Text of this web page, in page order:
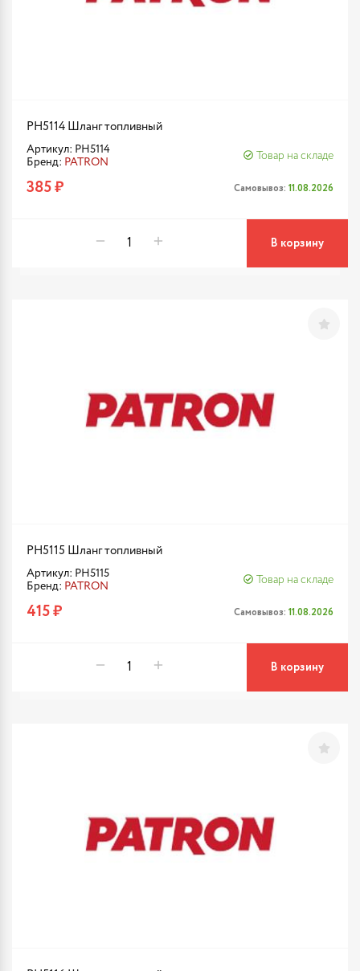
PH5114 Шланг топливный
Артикул: PH5114
Бренд: PATRON
Товар на складе
385 ₽ Самовывоз: 11.08.2026
В корзину
PH5115 Шланг топливный
Артикул: PH5115
Бренд: PATRON
Товар на складе
415 ₽ Самовывоз: 11.08.2026
В корзину